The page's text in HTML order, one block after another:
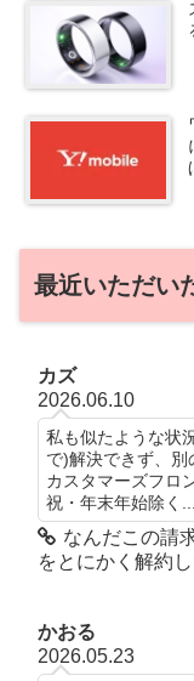
最近いただい
カズ
2026.06.10
私も似たような状
で)解決できず、
カスタマーズフロ
祝・年末年始除く...
なんだこの請
をとにかく解約
かおる
2026.05.23